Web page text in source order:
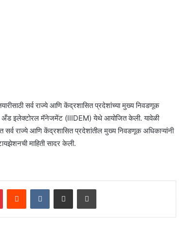
सर्व राज्ये आणि केंद्रशासित प्रदेशांच्या मुख्य निवडणूक
अँड इलेक्टोरल मॅनेजमेंट (IIIDEM) येथे आयोजित केली. यावेळी
राज्ये आणि केंद्रशासित प्रदेशांतील मुख्य निवडणूक अधिकाऱ्यांनी
माहिती सादर केली.
PinterestReddit VKontakteShare via Email Print